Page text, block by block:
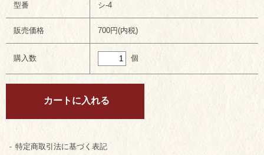
型番 シ-4
販売価格 700円(内税)
購入数 個
特定商取引法に基づく表記